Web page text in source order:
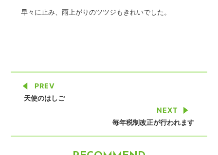
早々に止み、雨上がりのツツジもきれいでした。
PREV
天使のはしご
NEXT
毎年税制改正が行われます